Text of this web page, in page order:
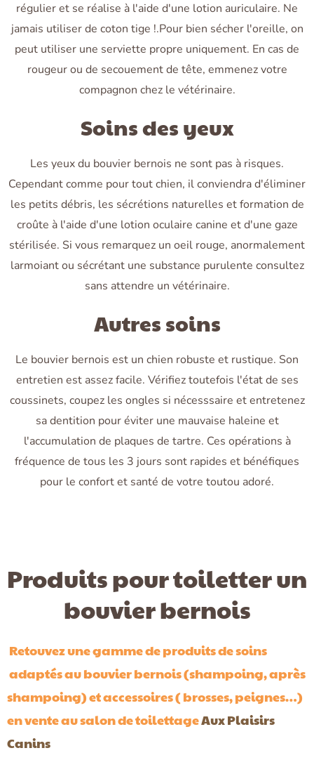
régulier et se réalise à l'aide d'une lotion auriculaire. Ne
jamais utiliser de coton tige !.Pour bien sécher l'oreille, on
peut utiliser une serviette propre uniquement. En cas de
rougeur ou de secouement de tête, emmenez votre
compagnon chez le vétérinaire.
Soins des yeux
Les yeux du bouvier bernois ne sont pas à risques.
Cependant comme pour tout chien, il conviendra d'éliminer
les petits débris, les sécrétions naturelles et formation de
croûte à l'aide d'une lotion oculaire canine et d'une gaze
stérilisée. Si vous remarquez un oeil rouge, anormalement
larmoiant ou sécrétant une substance purulente consultez
sans attendre un vétérinaire.
Autres soins
Le bouvier bernois est un chien robuste et rustique. Son
entretien est assez facile. Vérifiez toutefois l'état de ses
coussinets, coupez les ongles si nécesssaire et entretenez
sa dentition pour éviter une mauvaise haleine et
l'accumulation de plaques de tartre. Ces opérations à
fréquence de tous les 3 jours sont rapides et bénéfiques
pour le confort et santé de votre toutou adoré.
Produits pour toiletter un
bouvier bernois
Retouvez une gamme de produits de soins
adaptés au bouvier bernois (shampoing, après
shampoing) et accessoires ( brosses, peignes…)
en vente au salon de toilettageAux Plaisirs
Canins